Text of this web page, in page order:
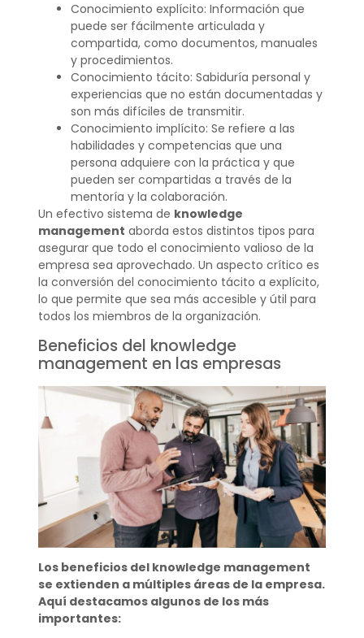
Conocimiento explícito: Información que
puede ser fácilmente articulada y
compartida, como documentos, manuales
y procedimientos.
Conocimiento tácito: Sabiduría personal y
experiencias que no están documentadas y
son más difíciles de transmitir.
Conocimiento implícito: Se refiere a las
habilidades y competencias que una
persona adquiere con la práctica y que
pueden ser compartidas a través de la
mentoría y la colaboración.
Un efectivo sistema de knowledge
management aborda estos distintos tipos para
asegurar que todo el conocimiento valioso de la
empresa sea aprovechado. Un aspecto crítico es
la conversión del conocimiento tácito a explícito,
lo que permite que sea más accesible y útil para
todos los miembros de la organización.
Beneficios del knowledge
management en las empresas
Los beneficios del knowledge management
se extienden a múltiples áreas de la empresa.
Aquí destacamos algunos de los más
importantes: